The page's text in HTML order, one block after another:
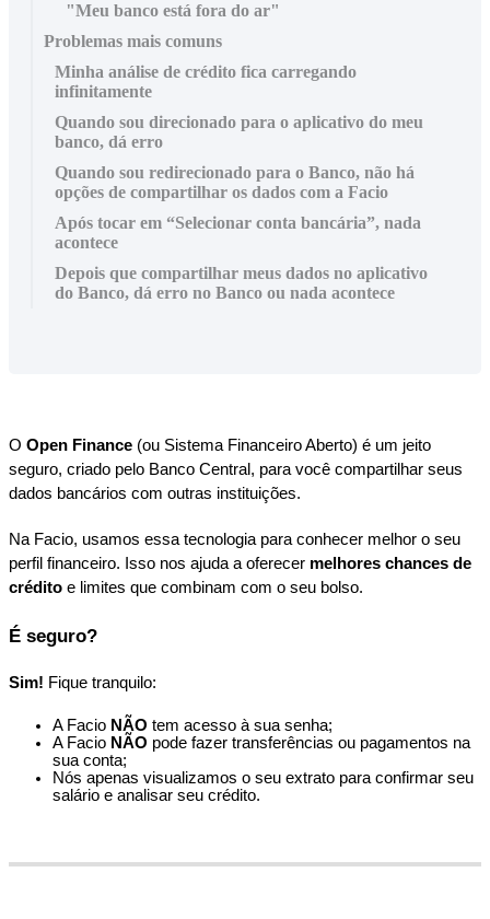
"Meu banco está fora do ar"
Problemas mais comuns
Minha análise de crédito fica carregando
infinitamente
Quando sou direcionado para o aplicativo do meu
banco, dá erro
Quando sou redirecionado para o Banco, não há
opções de compartilhar os dados com a Facio
Após tocar em “Selecionar conta bancária”, nada
acontece
Depois que compartilhar meus dados no aplicativo
do Banco, dá erro no Banco ou nada acontece
O Open Finance (ou Sistema FinanceiroAberto) é um jeito
seguro, criado pelo Banco Central , para você compartilhar seus
dados bancários com outras instituições.
Na Facio, usamos essa tecnologia para conhecer melhor o seu
perfil financeiro. Isso nos ajuda a oferecer melhores chances de
crédito e limites que combinam com o seu bolso.
É seguro?
Sim! Fique tranquilo:
A Facio NÃO tem acesso à sua senha;
A Facio NÃO pode fazer transferências ou pagamentos na
sua conta;
Nós apenas visualizamos o seu extrato para confirmar seu
salário e analisar seu crédito.